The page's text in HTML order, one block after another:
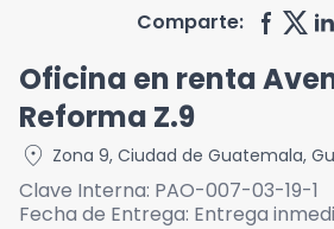
Comparte:
Oficina en renta
Reforma Z.9
location_on Zona 9, Ciudad de Guatemala,
Clave Interna: PAO-007-03-19-1
Fecha de Entrega: Entrega